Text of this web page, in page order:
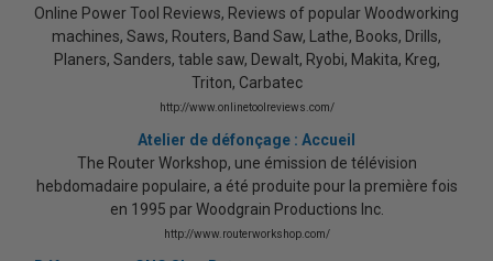
Online Power Tool Reviews, Reviews of popular Woodworking
machines, Saws, Routers, Band Saw, Lathe, Books, Drills,
Planers, Sanders, table saw, Dewalt, Ryobi, Makita, Kreg,
Triton, Carbatec
http://www.onlinetoolreviews.com/
Atelier de défonçage : Accueil
The Router Workshop, une émission de télévision
hebdomadaire populaire, a été produite pour la première fois
en 1995 par Woodgrain Productions Inc.
http://www.routerworkshop.com/